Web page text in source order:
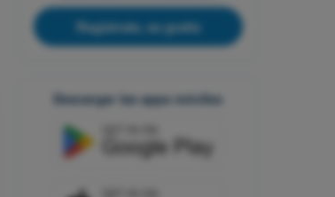
Regístrate, es gratis
Descargar las apps móviles